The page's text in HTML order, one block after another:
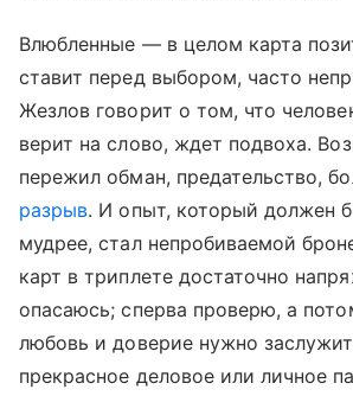
Влюбленные — в целом карта
ставит перед выбором, часто
Жезлов говорит о том, что
верит на слово, ждет подвоха.
пережил обман, предательство,
разрыв. И опыт, который должен
мудрее, стал непробиваемой
карт в триплете достаточно
опасаюсь; сперва проверю, а
любовь и доверие нужно
прекрасное деловое или личное